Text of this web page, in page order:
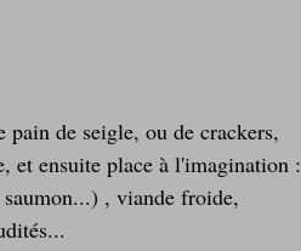
pain de seigle, ou de crackers,
et ensuite place à l'imagination :
, viande froide,